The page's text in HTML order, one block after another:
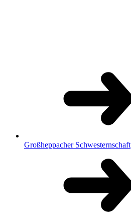
Großheppacher Schwesternschaft